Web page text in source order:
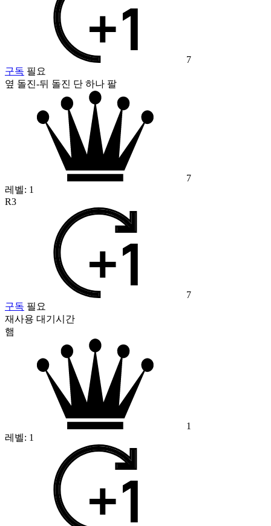
7
구독 필요
옆 돌진-뒤 돌진 단 하나 팔
7
레벨: 1
R3
7
구독 필요
재사용 대기시간
햄
1
레벨: 1